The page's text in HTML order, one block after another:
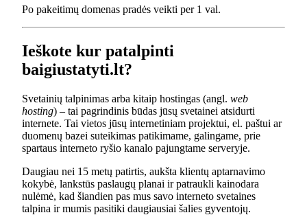
Po pakeitimų domenas pradės veikti per 1 val.
Ieškote kur patalpinti
baigiustatyti.lt?
Svetainių talpinimas arba kitaip hostingas (angl. web
hosting) – tai pagrindinis būdas jūsų svetainei atsidurti
internete. Tai vietos jūsų internetiniam projektui, el. paštui ar
duomenų bazei suteikimas patikimame, galingame, prie
spartaus interneto ryšio kanalo pajungtame serveryje.
Daugiau nei 15 metų patirtis, aukšta klientų aptarnavimo
kokybė, lankstūs paslaugų planai ir patraukli kainodara
nulėmė, kad šiandien pas mus savo interneto svetaines
talpina ir mumis pasitiki daugiausiai šalies gyventojų.